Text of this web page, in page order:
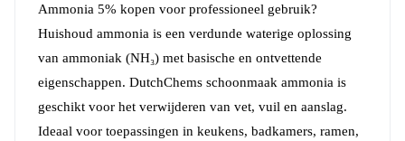
Ammonia 5% kopen voor professioneel gebruik?
Huishoud ammonia is een verdunde waterige oplossing
van ammoniak (NH₃) met basische en ontvet­tende
eigenschappen. DutchChems schoonmaak ammonia is
geschikt voor het verwijderen van vet, vuil en aanslag.
Ideaal voor toepassingen in keukens, badkamers, ramen,